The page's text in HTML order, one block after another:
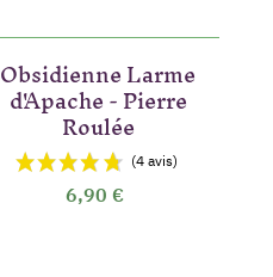
Obsidienne Larme
d'Apache - Pierre
Roulée
6,90 €